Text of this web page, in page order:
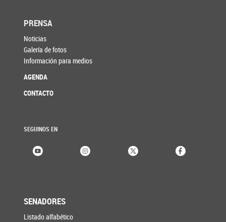
PRENSA
Noticias
Galería de fotos
Información para medios
AGENDA
CONTACTO
SEGUINOS EN
SENADORES
Listado alfabético